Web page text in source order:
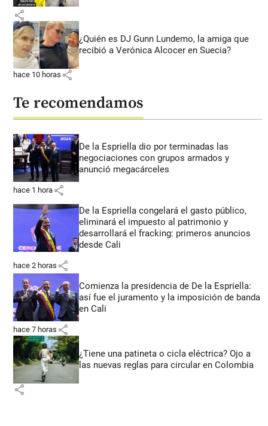
share
¿Quién es DJ Gunn Lundemo, la amiga que
recibió a Verónica Alcocer en Suecia?
hace 10 horas share
Te recomendamos
De la Espriella dio por terminadas las
negociaciones con grupos armados y
anunció megacárceles
hace 1 hora share
De la Espriella congelará el gasto público,
eliminará el impuesto al patrimonio y
desarrollará el fracking: primeros anuncios
desde Cali
hace 2 horas share
Comienza la presidencia de De la Espriella:
así fue el juramento y la imposición de banda
en Cali
hace 7 horas share
¿Tiene una patineta o cicla eléctrica? Ojo a
las nuevas reglas para circular en Colombia
share